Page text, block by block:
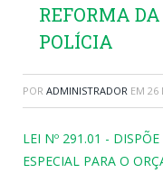
REFORMA
POLÍCIA
POR ADMINISTRADOR EM 26
LEI Nº 291.01 -
ESPECIAL PARA O